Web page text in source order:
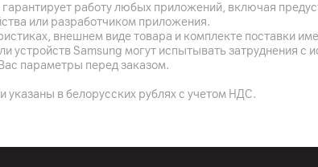
работу любых приложений, включая
или разработчиком приложения.
внешнем виде товара и комплекте поставки
устройств Samsung могут испытывать затруднения
параметры перед заказом.
указаны в белорусских рублях с учетом НДС.